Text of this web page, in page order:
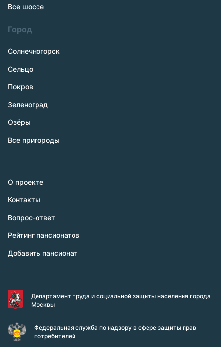
Все шоссе
Город
Солнечногорск
Сельцо
Покров
Зеленоград
Озёры
Все пригороды
О проекте
Контакты
Вопрос-ответ
Рейтинг пансионатов
Добавить пансионат
Департамент труда и социальной защиты населения города
Москвы
Федеральная служба по надзору в сфере защиты прав
потребителей